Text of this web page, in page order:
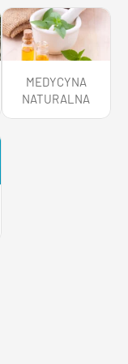
MEDYCYNA
NATURALNA